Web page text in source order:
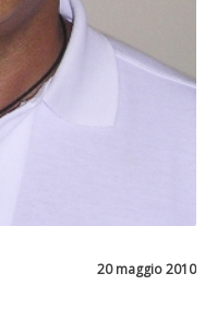
20 maggio 2010